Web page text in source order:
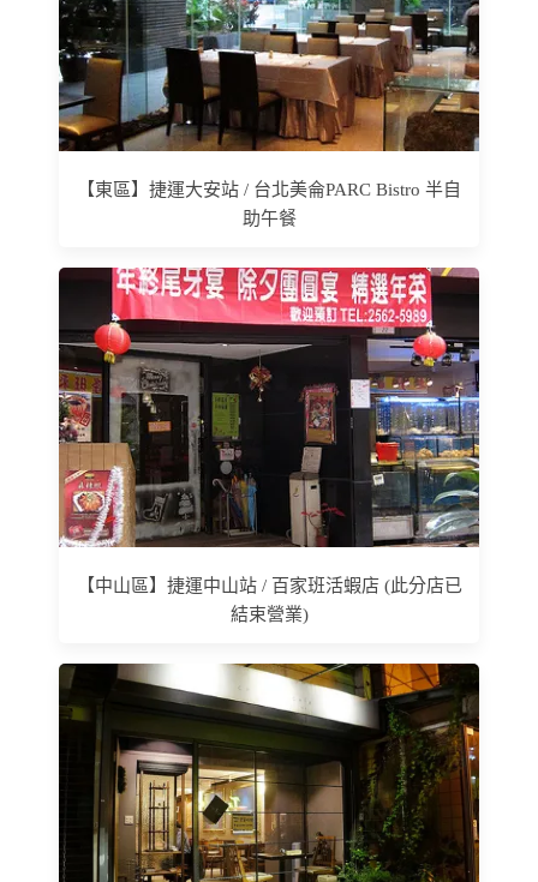
【東區】捷運大安站 / 台北美侖PARC Bistro 半自
助午餐
【中山區】捷運中山站 / 百家班活蝦店 (此分店已
結束營業)